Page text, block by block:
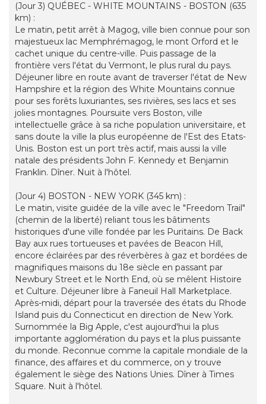
(Jour 3) QUÉBEC - WHITE MOUNTAINS - BOSTON (635
km) :
Le matin, petit arrêt à Magog, ville bien connue pour son
majestueux lac Memphrémagog, le mont Orford et le
cachet unique du centre-ville. Puis passage de la
frontière vers l'état du Vermont, le plus rural du pays.
Déjeuner libre en route avant de traverser l'état de New
Hampshire et la région des White Mountains connue
pour ses forêts luxuriantes, ses rivières, ses lacs et ses
jolies montagnes. Poursuite vers Boston, ville
intellectuelle grâce à sa riche population universitaire, et
sans doute la ville la plus européenne de l'Est des Etats-
Unis. Boston est un port très actif, mais aussi la ville
natale des présidents John F. Kennedy et Benjamin
Franklin. Dîner. Nuit à l'hôtel.
(Jour 4) BOSTON - NEW YORK (345 km) :
Le matin, visite guidée de la ville avec le "Freedom Trail"
(chemin de la liberté) reliant tous les bâtiments
historiques d'une ville fondée par les Puritains. De Back
Bay aux rues tortueuses et pavées de Beacon Hill,
encore éclairées par des réverbères à gaz et bordées de
magnifiques maisons du 18e siècle en passant par
Newbury Street et le North End, où se mêlent Histoire
et Culture. Déjeuner libre à Faneuil Hall Marketplace.
Après-midi, départ pour la traversée des états du Rhode
Island puis du Connecticut en direction de New York.
Surnommée la Big Apple, c'est aujourd'hui la plus
importante agglomération du pays et la plus puissante
du monde. Reconnue comme la capitale mondiale de la
finance, des affaires et du commerce, on y trouve
également le siège des Nations Unies. Dîner à Times
Square. Nuit à l'hôtel.